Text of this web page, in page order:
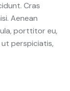
Cras
Aenean
porttitor eu,
ut perspiciatis,